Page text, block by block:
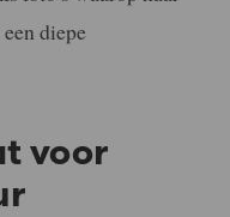
diepe
voor